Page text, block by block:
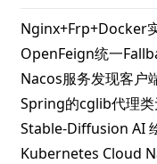
Nginx+Frp+Docker
OpenFeign统一
Nacos服务发现客户
Spring的cglib代理类
Stable-Diffusion AI
Kubernetes Cloud